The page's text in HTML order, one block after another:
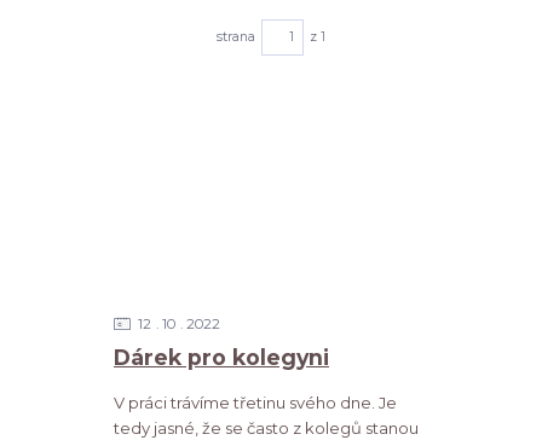
strana z 1
Dárek pro kolegyni
12 10 2022
V práci trávíme třetinu svého dne. Je
tedy jasné, že se často z kolegů stanou